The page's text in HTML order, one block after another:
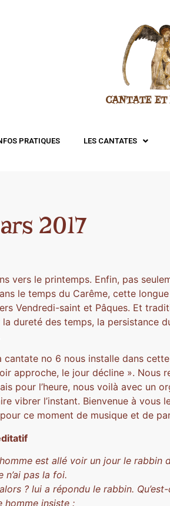
CANTATE
PRATIQUES LES CANTATES
2017
vers le printemps. Enfin, pas
le temps du Carême, cette
Vendredi-saint et Pâques. Et
dureté des temps, la persistance
cantate no 6 nous installe dans
approche, le jour décline ». Nous
pour l’heure, nous voilà avec un
vibrer l’instant. Bienvenue à vous
ce moment de musique et de
est allé voir un jour le rabbin
n’ai pas la foi.
? lui a répondu le rabbin.
homme insiste :